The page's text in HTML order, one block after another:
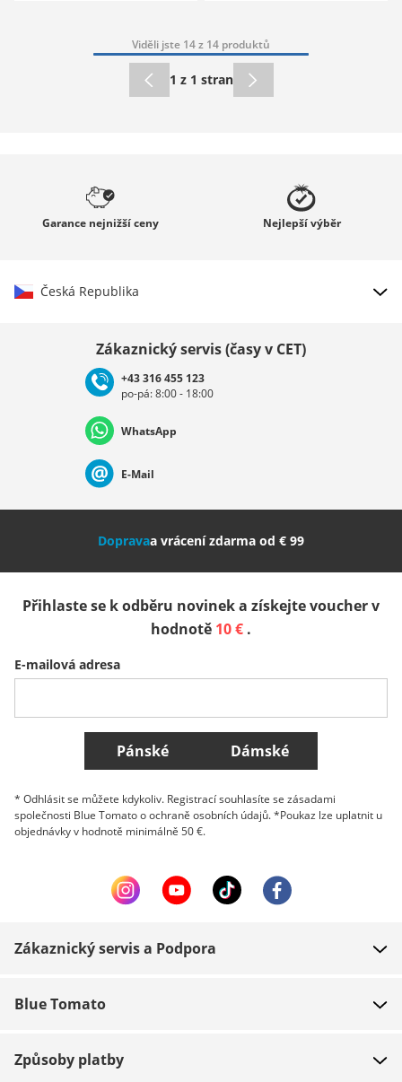
Viděli jste 14 z 14 produktů
1 z 1 stran
Garance nejnižší ceny Nejlepšívýběr
Česká Republika
Deutschland Österreich
Nederland Italia (Italiano) Italien (Deutsch)
Slovenija
Belgique (Français) Danmark Norge
Všechny země
Zákaznický servis (časy v CET)
+43 316 455 123
po-pá: 8:00 - 18:00
WhatsApp
E-Mail
Dopravaa vrácení zdarma od € 99
Přihlaste se k odběru novinek a získejte voucher v
hodnotě 10 € .
E-mailová adresa
Pánské Dámské
* Odhlásit se můžete kdykoliv. Registrací souhlasíte se zásadami
společnosti Blue Tomato o ochraně osobních údajů. *Poukaz lze uplatnit u
objednávky v hodnotě minimálně 50 €.
Zákaznický servis a Podpora
Platba
Blue Tomato
Způsoby platby